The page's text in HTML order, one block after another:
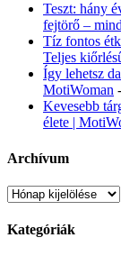
Teszt: hány
fejtörő –
Tíz fontos
Teljes
Így lehetsz
MotiWoman -
Kevesebb
élete |
Archívum
Archívum
Kategóriák